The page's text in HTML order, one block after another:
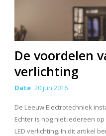
De voordelen
verlichting
Date 20 jun 2016
De Leeuw Electrotechniek
Echter is nog niet iedereen
LED verlichting. In dit artikel